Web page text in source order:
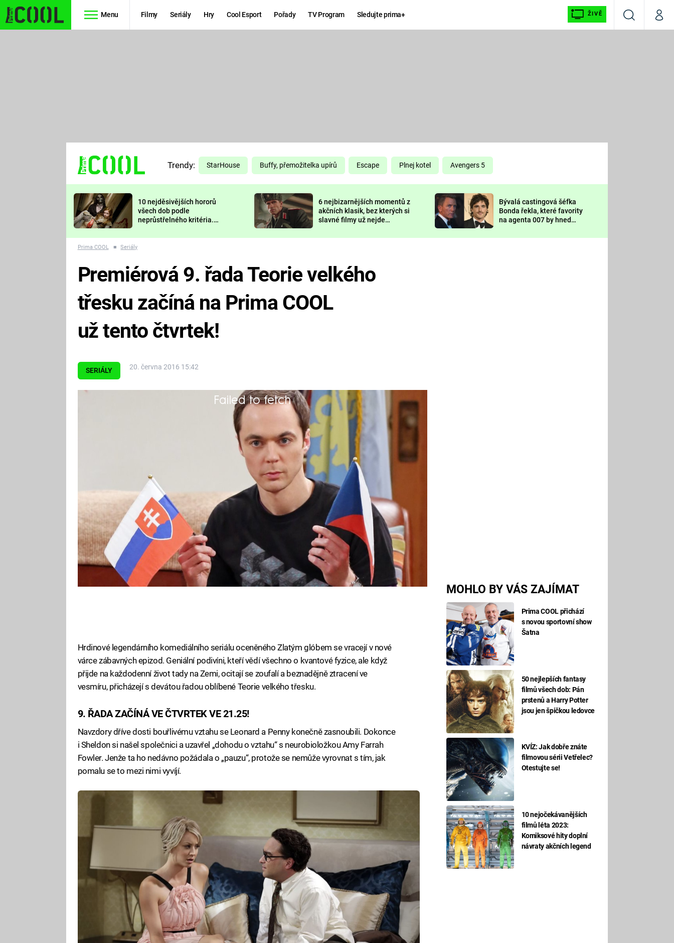
Menu Filmy Seriály Hry Cool Esport Pořady TV Program Sledujte prima+ ŽIVĚ
VyhledáváníMůj
TŘESKU
FUTURAMA
PREDÁTOR
DELIVERANCE
KOMEDIE
CHUCK
NORRIS
DEADPOOL
Prima LAJK
Sledujte nás
Trendy: StarHouse Buffy, přemožitelka upírů Escape Plnej kotel Avengers 5
10 nejděsivějších hororů
všech dob podle
neprůstřelného kritéria.
nejvíc zvednou tep?
6 nejbizarnějších momentů z
akčních klasik, bez kterých si
slavné filmy už nejde
Bývalá castingová šéfka
Bonda řekla, které favority
na agenta 007 by hned
Prima COOL ■ Seriály
SERIÁLY 20. června 2016 15:42
MOHLO BY VÁS ZAJÍMAT
Prima COOL přichází
s novou sportovní show
Šatna
50 nejlepších fantasy
filmů všech dob: Pán
prstenů a Harry Potter
jsou jen špičkou ledovce
KVÍZ: Jak dobře znáte
filmovou sérii Vetřelec?
Otestujte se!
10 nejočekávanějších
filmů léta 2023:
Komiksové hity doplní
návraty akčních legend
Premiérová 9. řada Teorie velkého
třesku začíná na Prima COOL
už tento čtvrtek!
Failed to fetch
Dva géniové, Leonard a Sheldon, kteří tápou v každodenním životě, se
vracejí v deváté řadě oblíbeného komediálního seriálu. V nových
epizodách se svým typickým způsobem vypořádají se svatbou,
rozchodem i natáčením dokumentu o Star Treku. O tom se můžete
přesvědčit od 23. června ve 21.25 na Prima COOL.
Hrdinové legendárního komediálního seriálu oceněného Zlatým glóbem se vracejí v nové
várce zábavných epizod. Geniální podivíni, kteří vědí všechno o kvantové fyzice, ale když
přijde na každodenní život tady na Zemi, ocitají se zoufalí a beznadějně ztracení ve
vesmíru, přicházejí s devátou řadou oblíbené Teorie velkého třesku.
9. ŘADA ZAČÍNÁ VE ČTVRTEK VE 21.25!
Navzdory dříve dosti bouřlivému vztahu se Leonard a Penny konečně zasnoubili. Dokonce
i Sheldon si našel společnici a uzavřel „dohodu o vztahu“ s neurobioložkou Amy Farrah
Fowler. Jenže ta ho nedávno požádala o „pauzu“, protože se nemůže vyrovnat s tím, jak
pomalu se to mezi nimi vyvíjí.